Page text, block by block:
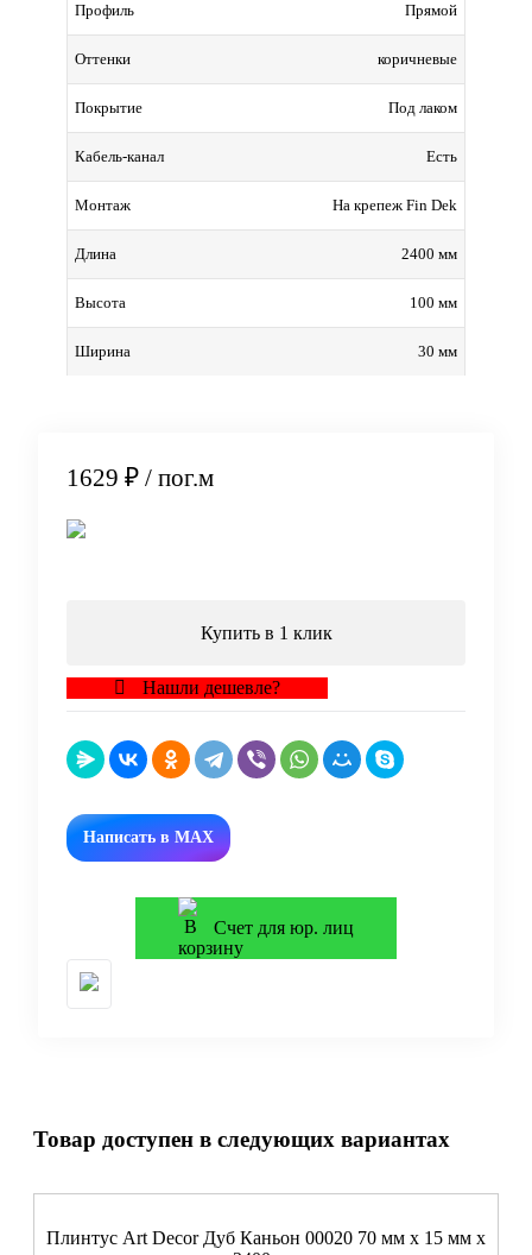
Профиль Прямой
Оттенки коричневые
Покрытие Под лаком
Кабель-канал Есть
Монтаж На крепеж Fin Dek
Длина 2400 мм
Высота 100 мм
Ширина 30 мм
1629 ₽ / пог.м
Купить в 1 клик
Нашли дешевле?
Написать в MAX
Счет для юр. лиц
Товар доступен в следующих вариантах
Плинтус Art Decor Дуб Каньон 00020 70 мм х 15 мм х